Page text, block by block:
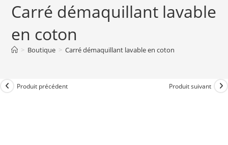
Carré démaquillant lavable
en coton
> Boutique > Carré démaquillant lavable en coton
Produit précédent Produit suivant